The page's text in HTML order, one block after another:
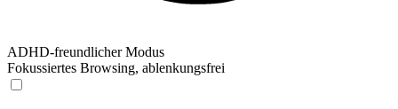
ADHD-freundlicher Modus
Fokussiertes Browsing, ablenkungsfrei